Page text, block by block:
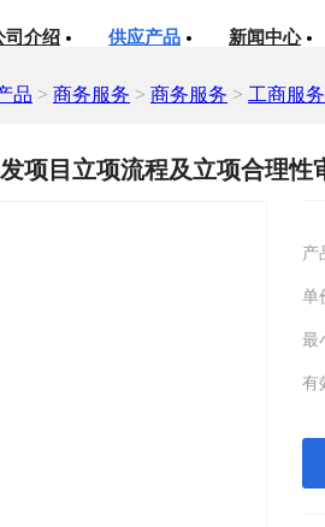
司介绍 供应产品 新闻中心
品 > 商务服务 > 商务服务 > 工商服务
项目立项流程及立项合理性
产
单
最
有